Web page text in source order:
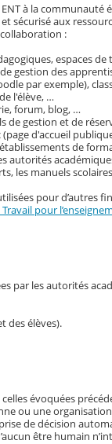
à la communauté
sécurisé aux
:
espaces
gestion des
par exemple),
l'élève, …
forum, blog, …
de gestion et de
d'accueil
de
autorités
les manuels
pour d’autres
pour
par les autorités
des élèves).
évoquées
ou une
de décision
être humain